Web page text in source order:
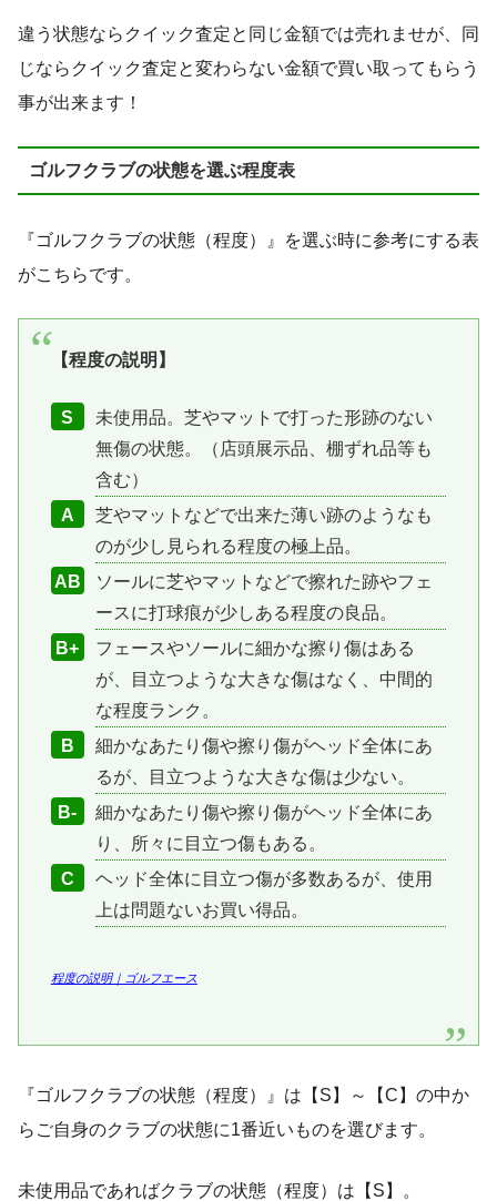
違う状態ならクイック査定と同じ金額では売れませが、同
じならクイック査定と変わらない金額で買い取ってもらう
事が出来ます！
ゴルフクラブの状態を選ぶ程度表
『ゴルフクラブの状態（程度）』を選ぶ時に参考にする表
がこちらです。
【程度の説明】
S
未使用品。芝やマットで打った形跡のない
無傷の状態。（店頭展示品、棚ずれ品等も
含む）
A
芝やマットなどで出来た薄い跡のようなも
のが少し見られる程度の極上品。
AB
ソールに芝やマットなどで擦れた跡やフェ
ースに打球痕が少しある程度の良品。
B+
フェースやソールに細かな擦り傷はある
が、目立つような大きな傷はなく、中間的
な程度ランク。
B
細かなあたり傷や擦り傷がヘッド全体にあ
るが、目立つような大きな傷は少ない。
B-
細かなあたり傷や擦り傷がヘッド全体にあ
り、所々に目立つ傷もある。
C
ヘッド全体に目立つ傷が多数あるが、使用
上は問題ないお買い得品。
程度の説明｜ゴルフエース
『ゴルフクラブの状態（程度）』は【S】～【C】の中か
らご自身のクラブの状態に1番近いものを選びます。
未使用品であればクラブの状態（程度）は【S】。